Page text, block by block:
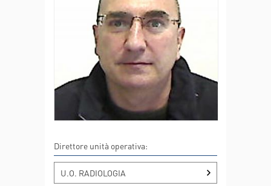
Direttore unità operativa:
U.O. RADIOLOGIA